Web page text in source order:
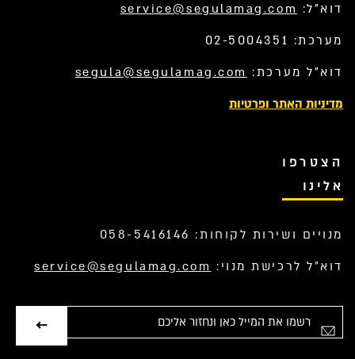
דוא”ל: service@segulamag.com
מערכת: 02-5004351
דוא”ל מערכת: segula@segulamag.com
מדיניות האתר ופרטיות
הצטרפו
אלינו
מנויים ושירות לקוחות: 058-5416146
דוא”ל לרכישת מנוי: service@segulamag.com